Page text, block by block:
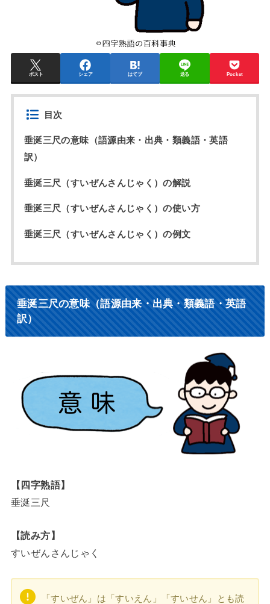
ポスト シェア はてブ 送る Pocket
目次
垂涎三尺の意味（語源由来・出典・類義語・英語
訳）
垂涎三尺（すいぜんさんじゃく）の解説
垂涎三尺（すいぜんさんじゃく）の使い方
垂涎三尺（すいぜんさんじゃく）の例文
垂涎三尺の意味（語源由来・出典・類義語・英語
訳）
【四字熟語】
垂涎三尺
【読み方】
すいぜんさんじゃく
「すいぜん」は「すいえん」「すいせん」とも読